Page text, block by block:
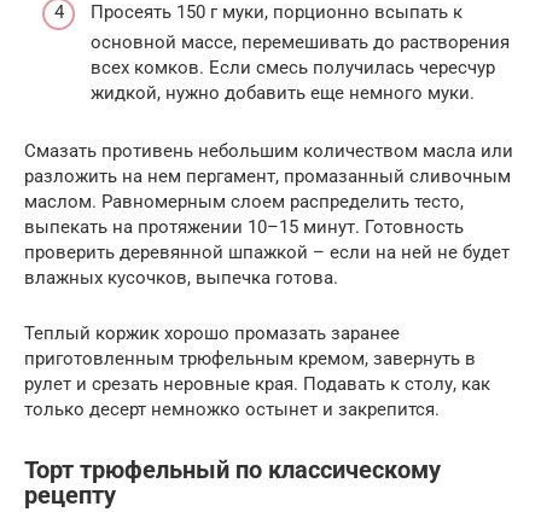
Просеять 150 г муки, порционно всыпать к
основной массе, перемешивать до растворения
всех комков. Если смесь получилась чересчур
жидкой, нужно добавить еще немного муки.
Смазать противень небольшим количеством масла или
разложить на нем пергамент, промазанный сливочным
маслом. Равномерным слоем распределить тесто,
выпекать на протяжении 10–15 минут. Готовность
проверить деревянной шпажкой – если на ней не будет
влажных кусочков, выпечка готова.
Теплый коржик хорошо промазать заранее
приготовленным трюфельным кремом, завернуть в
рулет и срезать неровные края. Подавать к столу, как
только десерт немножко остынет и закрепится.
Торт трюфельный по классическому
рецепту